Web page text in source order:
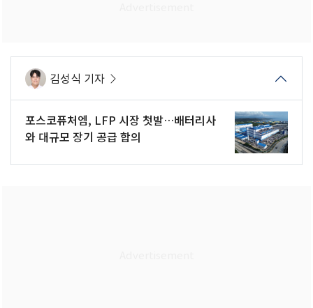
김성식 기자
포스코퓨처엠, LFP 시장 첫발…배터리사
와 대규모 장기 공급 합의